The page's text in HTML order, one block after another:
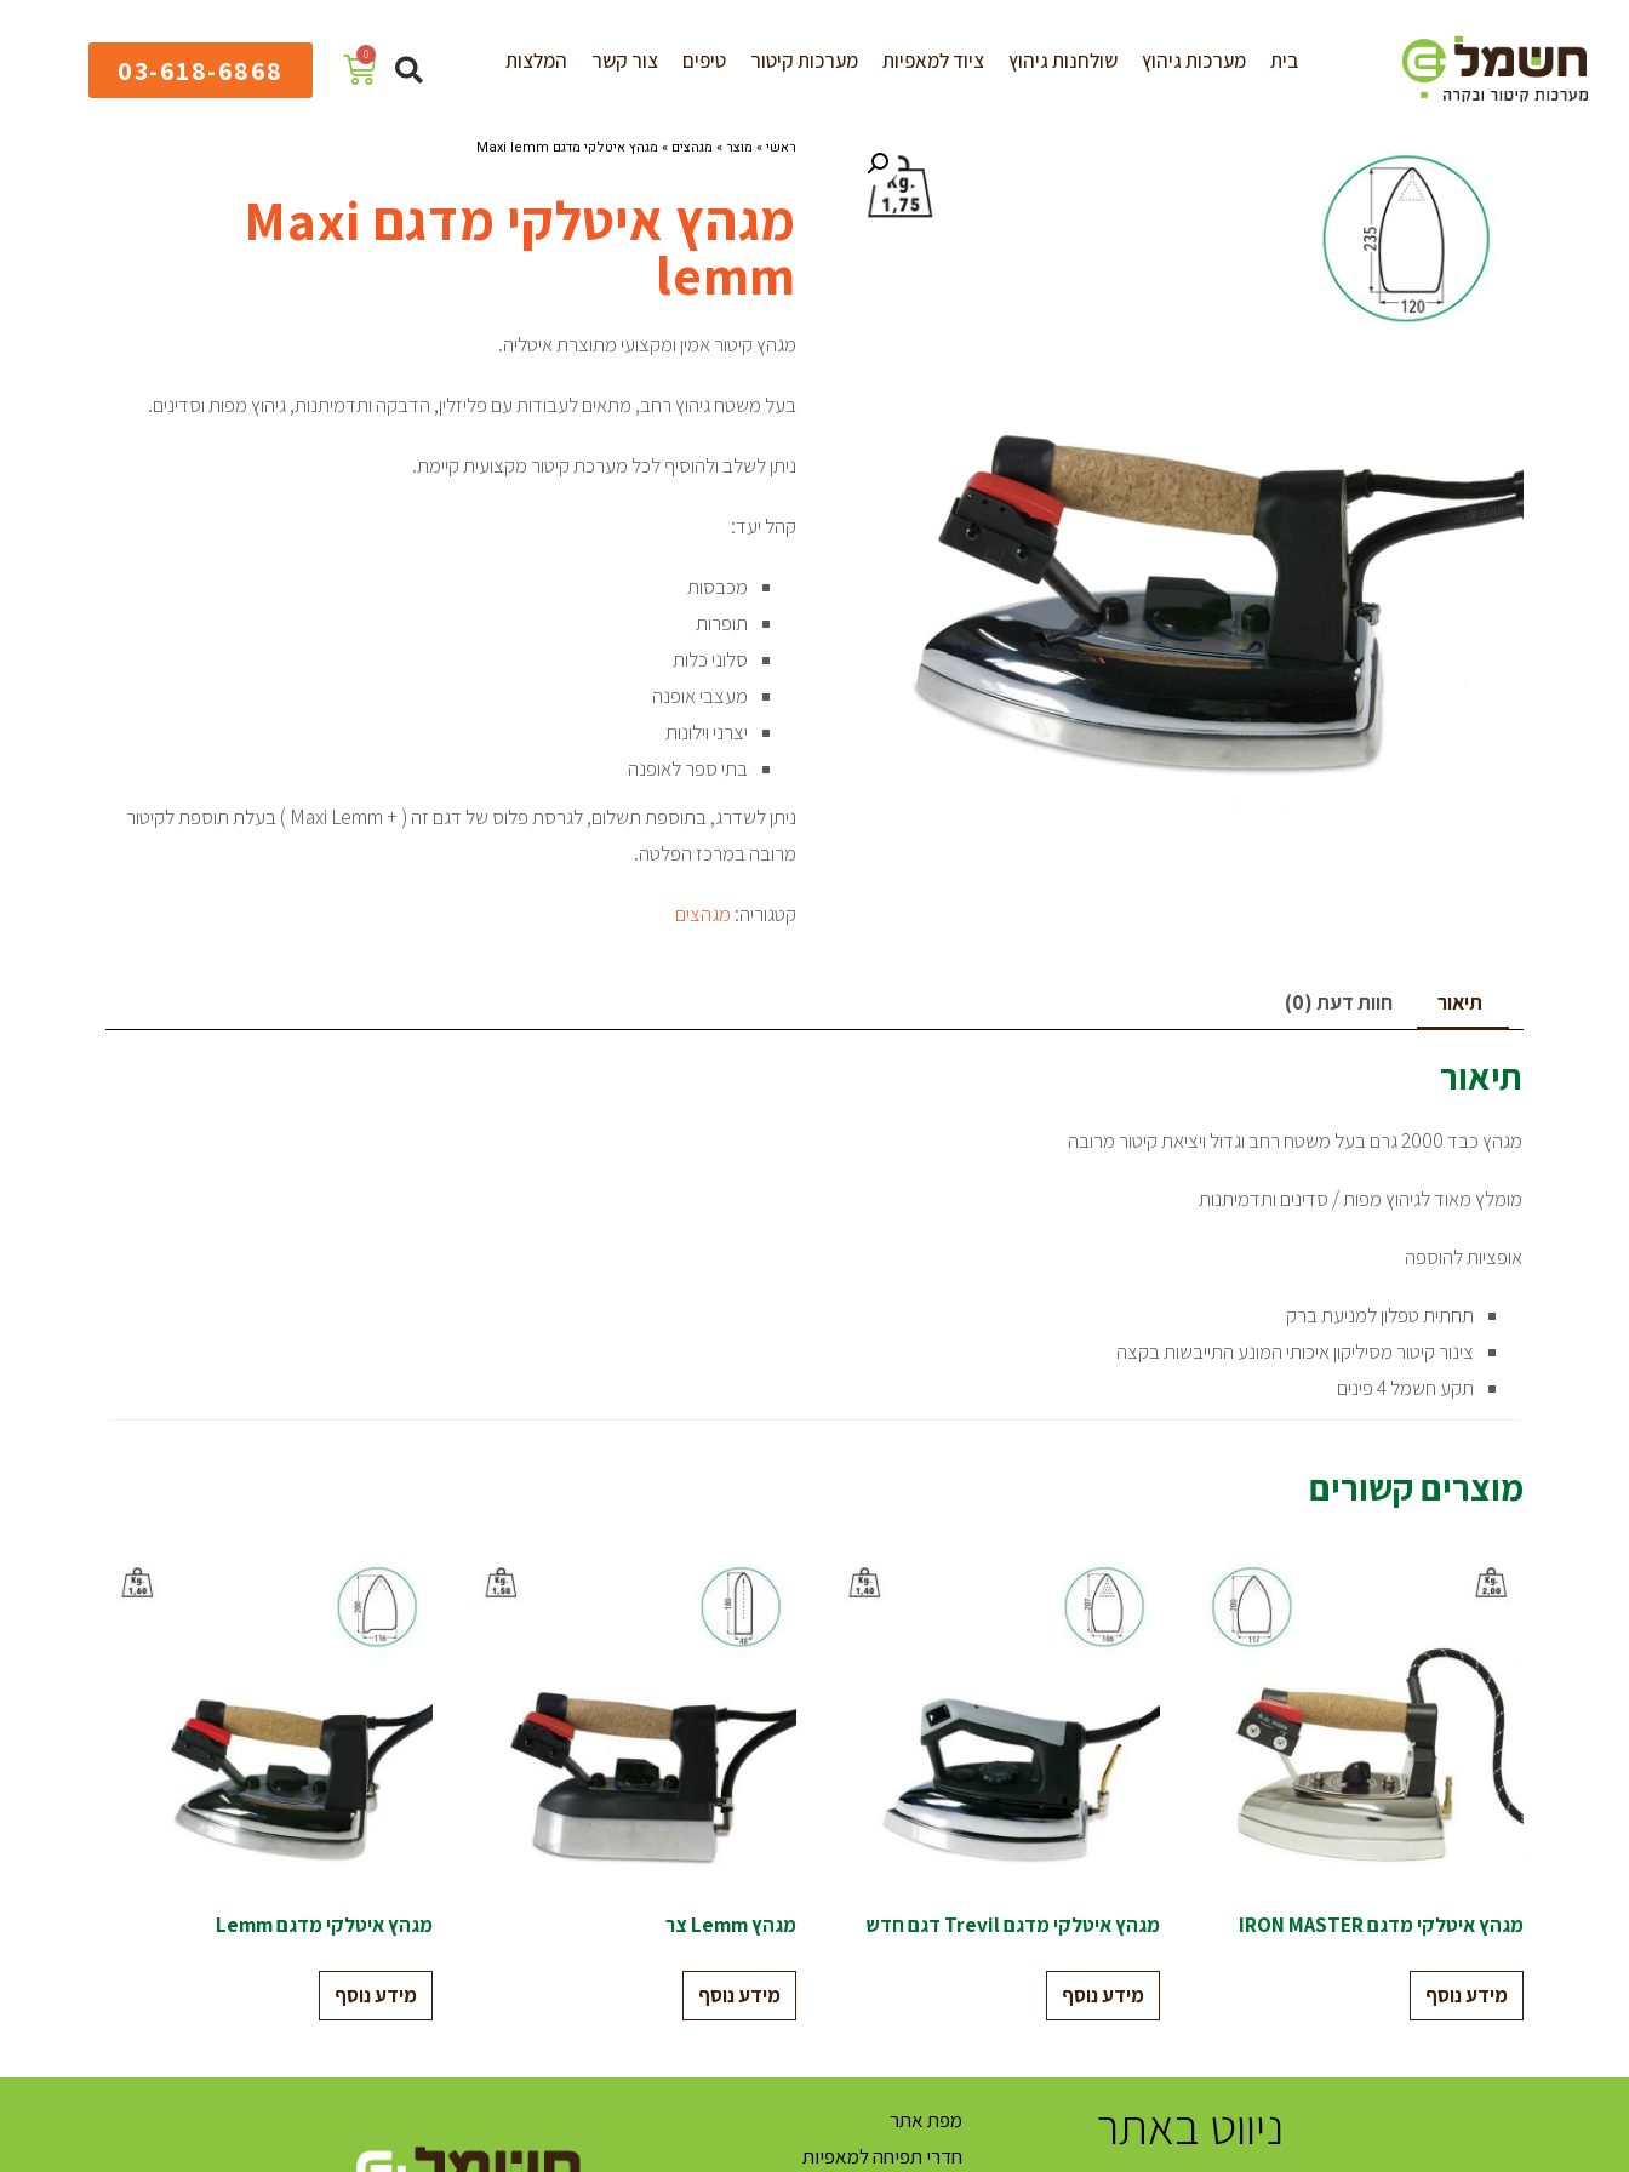
בית
מערכות גיהוץ שולחנות גיהוץ ציוד למאפיות מערכות קיטור טיפים צור קשר המלצות 0
03-618-6868
ראשי» מוצר» מגהצים » מגהץ איטלקי מדגם Maxi lemm
מגהץ איטלקי מדגם Maxi
lemm
מגהץ קיטור אמין ומקצועי מתוצרת איטליה.
בעל משטח גיהוץ רחב, מתאים לעבודות עם פליזלין, הדבקה ותדמיתנות, גיהוץ מפות וסדינים.
ניתן לשלב ולהוסיף לכל מערכת קיטור מקצועית קיימת.
קהל יעד:
מכבסות
תופרות
סלוני כלות
מעצבי אופנה
יצרני וילונות
בתי ספר לאופנה
ניתן לשדרג, בתוספת תשלום, לגרסת פלוס של דגם זה ( + Maxi Lemm ) בעלת תוספת לקיטור
מרובה במרכז הפלטה.
קטגוריה: מגהצים
תיאור חוות דעת (0)
תיאור
מגהץ כבד 2000 גרם בעל משטח רחב וגדול ויציאת קיטור מרובה
מומלץ מאוד לגיהוץ מפות / סדינים ותדמיתנות
אופציות להוספה
תחתית טפלון למניעת ברק
צינור קיטור מסיליקון איכותי המונע התייבשות בקצה
תקע חשמל 4 פינים
מוצרים קשורים
מגהץ איטלקי מדגם IRON MASTER
מידע נוסף
מגהץ איטלקי מדגם Trevil דגם חדש
מידע נוסף
מגהץ Lemm צר
מידע נוסף
מגהץ איטלקי מדגם Lemm
מידע נוסף
ניווט באתר
מפת אתר
חדרי תפיחה למאפיות